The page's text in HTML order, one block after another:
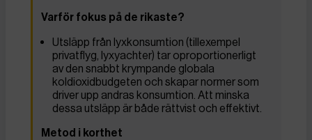
Varför fokus på de rikaste?
Utsläpp från lyxkonsumtion (tillexempel
privatflyg, lyxyachter) tar oproportionerligt
av den snabbt krympande globala
koldioxidbudgeten och skapar normer som
driver upp andras konsumtion. Att minska
dessa utsläpp är både rättvist och effektivt.
Metod i korthet